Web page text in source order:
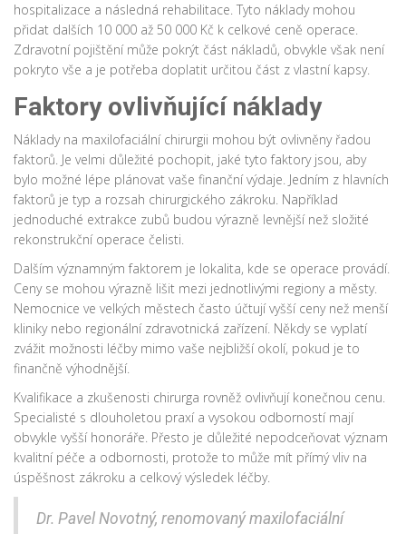
hospitalizace a následná rehabilitace. Tyto náklady mohou
přidat dalších 10 000 až 50 000 Kč k celkové ceně operace.
Zdravotní pojištění může pokrýt část nákladů, obvykle však není
pokryto vše a je potřeba doplatit určitou část z vlastní kapsy.
Faktory ovlivňující náklady
Náklady na maxilofaciální chirurgii mohou být ovlivněny řadou
faktorů. Je velmi důležité pochopit, jaké tyto faktory jsou, aby
bylo možné lépe plánovat vaše finanční výdaje. Jedním z hlavních
faktorů je typ a rozsah chirurgického zákroku. Například
jednoduché extrakce zubů budou výrazně levnější než složité
rekonstrukční operace čelisti.
Dalším významným faktorem je lokalita, kde se operace provádí.
Ceny se mohou výrazně lišit mezi jednotlivými regiony a městy.
Nemocnice ve velkých městech často účtují vyšší ceny než menší
kliniky nebo regionální zdravotnická zařízení. Někdy se vyplatí
zvážit možnosti léčby mimo vaše nejbližší okolí, pokud je to
finančně výhodnější.
Kvalifikace a zkušenosti chirurga rovněž ovlivňují konečnou cenu.
Specialisté s dlouholetou praxí a vysokou odborností mají
obvykle vyšší honoráře. Přesto je důležité nepodceňovat význam
kvalitní péče a odbornosti, protože to může mít přímý vliv na
úspěšnost zákroku a celkový výsledek léčby.
Dr. Pavel Novotný, renomovaný maxilofaciální